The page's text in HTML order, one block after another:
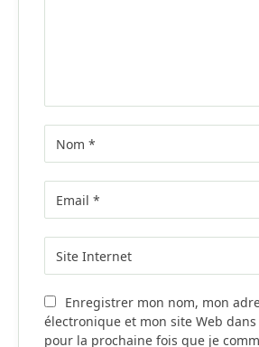
Enregistrer mon nom, mon
électronique et mon site Web
pour la prochaine fois que je